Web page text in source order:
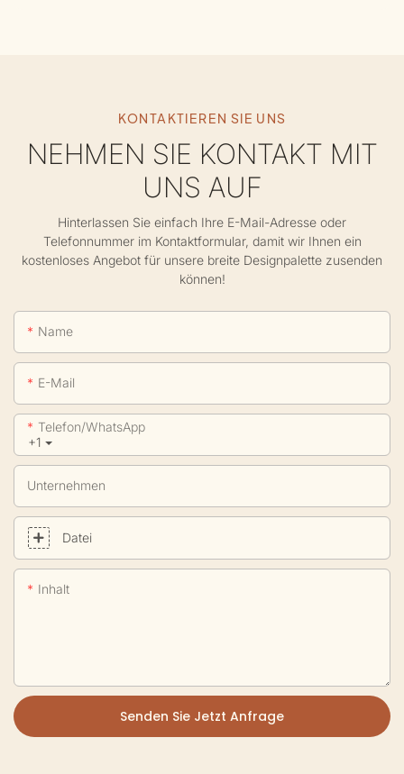
KONTAKTIEREN SIE UNS
NEHMEN SIE KONTAKT MIT
UNS AUF
Hinterlassen Sie einfach Ihre E-Mail-Adresse oder
Telefonnummer im Kontaktformular, damit wir Ihnen ein
kostenloses Angebot für unsere breite Designpalette zusenden
können!
Name
E-Mail
+1
Telefon/WhatsApp
Unternehmen
Datei
Inhalt
Senden Sie Jetzt Anfrage